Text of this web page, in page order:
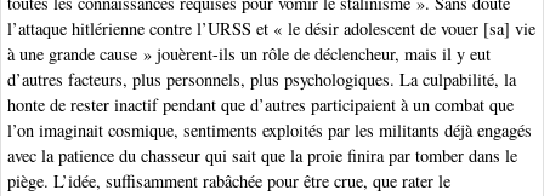
l’attaque hitlérienne contre l’URSS et « le désir adolescent de vouer [sa] vie
à une grande cause » jouèrent-ils un rôle de déclencheur, mais il y eut
d’autres facteurs, plus personnels, plus psychologiques. La culpabilité, la
honte de rester inactif pendant que d’autres participaient à un combat que
l’on imaginait cosmique, sentiments exploités par les militants déjà engagés
avec la patience du chasseur qui sait que la proie finira par tomber dans le
piège. L’idée, suffisamment rabâchée pour être crue, que rater le